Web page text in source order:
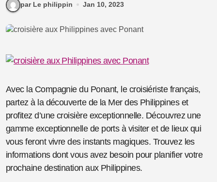
par Le philippin Jan 10, 2023
Avec la Compagnie du Ponant, le croisiériste français,
partez à la découverte de la Mer des Philippines et
profitez d’une croisière exceptionnelle. Découvrez une
gamme exceptionnelle de ports à visiter et de lieux qui
vous feront vivre des instants magiques. Trouvez les
informations dont vous avez besoin pour planifier votre
prochaine destination aux Philippines.